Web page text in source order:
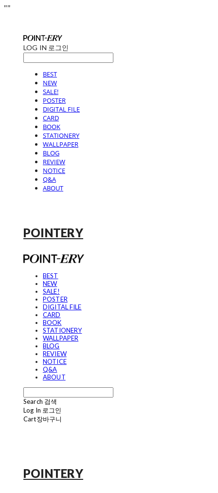
""
LOG IN 로그인
BEST
NEW
SALE!
POSTER
DIGITAL FILE
CARD
BOOK
STATIONERY
WALLPAPER
BLOG
REVIEW
NOTICE
Q&A
ABOUT
POINTERY
BEST
NEW
SALE!
POSTER
DIGITAL FILE
CARD
BOOK
STATIONERY
WALLPAPER
BLOG
REVIEW
NOTICE
Q&A
ABOUT
Search 검색
Log In 로그인
Cart장바구니
POINTERY